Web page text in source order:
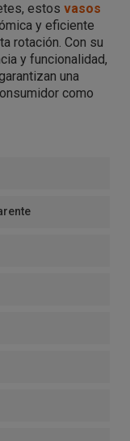
estos vasos
y eficiente
rotación. Con su
y funcionalidad,
una
como